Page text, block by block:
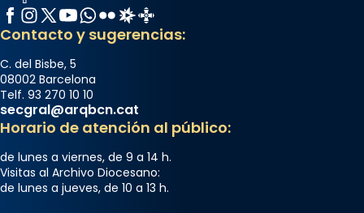
Facebook
Instagram
X / Twitter
YouTube
WhatsApp
FlickrRadio Estel
Catalunya Cristiana
Contacto y sugerencias:
C. del Bisbe, 5
08002 Barcelona
Telf. 93 270 10 10
secgral@arqbcn.cat
Horario de atención al público:
de lunes a viernes, de 9 a 14 h.
Visitas al Archivo Diocesano:
de lunes a jueves, de 10 a 13 h.